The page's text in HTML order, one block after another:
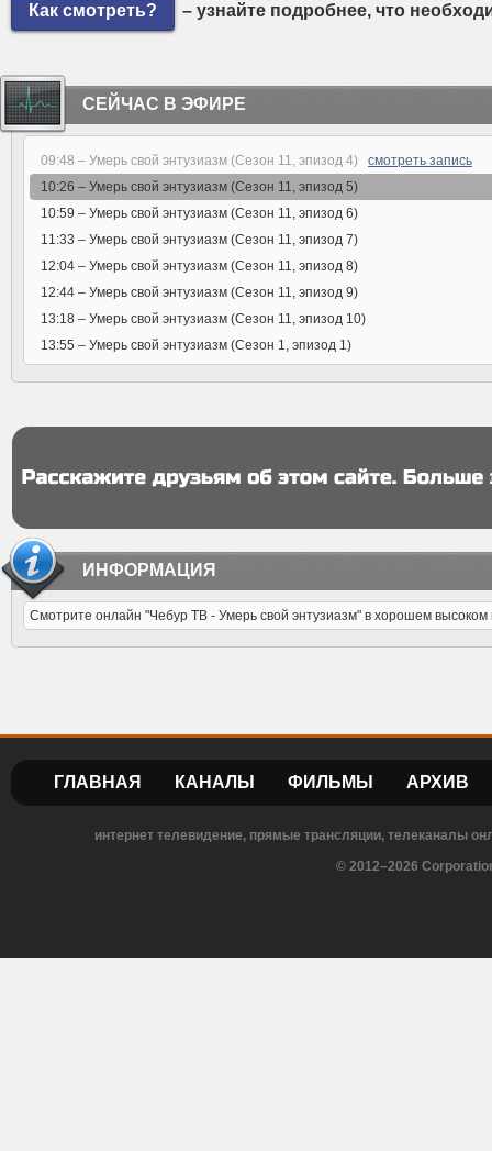
Как смотреть? – узнайте подробнее, что
СЕЙЧАС В ЭФИРЕ
09:48 – Умерь свой энтузиазм (Сезон 11, эпизод 4) смотреть запись
10:26 – Умерь свой энтузиазм (Сезон 11, эпизод 5)
10:59 – Умерь свой энтузиазм (Сезон 11, эпизод 6)
11:33 – Умерь свой энтузиазм (Сезон 11, эпизод 7)
12:04 – Умерь свой энтузиазм (Сезон 11, эпизод 8)
12:44 – Умерь свой энтузиазм (Сезон 11, эпизод 9)
13:18 – Умерь свой энтузиазм (Сезон 11, эпизод 10)
13:55 – Умерь свой энтузиазм (Сезон 1, эпизод 1)
ИНФОРМАЦИЯ
Смотрите онлайн "Чебур ТВ - Умерь свой энтузиазм" в хорошем высоком
ГЛАВНАЯ КАНАЛЫ ФИЛЬМЫ АРХИВ
интернет телевидение, прямые трансляции, телеканалы
© 2012–2026